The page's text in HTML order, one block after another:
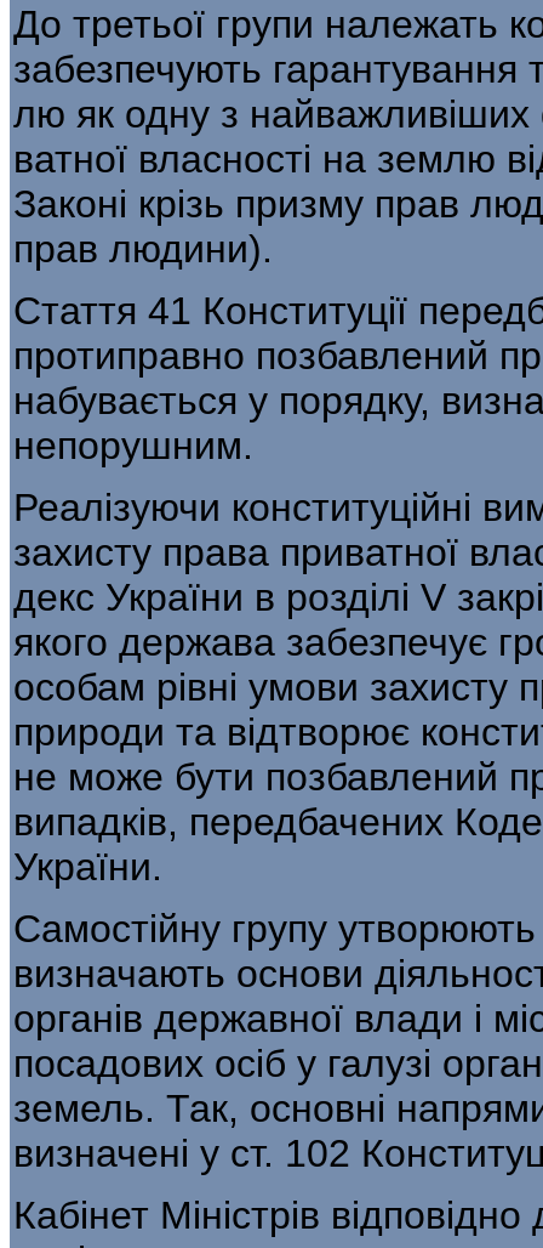
До третьої групи належать
забезпечують
лю як одну з
ватної власності на землю
Зако­ні крізь призму прав
прав людини).
Стаття 41 Конституції
протиправно позбавлений
набувається у порядку,
непорушним.
Реалізуючи конституційні
захисту права приватної
декс України в розділі V
якого держава забезпечує
особам рівні умови захисту
природи та відтворює
не може бу­ти позбавлений
випадків, пе­редбачених
України.
Самостійну групу утворюють
визначають основи
органів державної влади і
посадових осіб у галузі
земель. Так, основні
визначені у ст. 102
Кабінет Міністрів